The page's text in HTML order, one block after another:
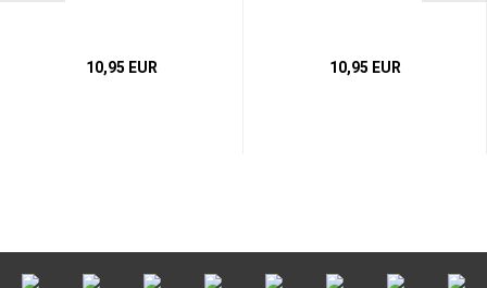
10,95 EUR 10,95 EUR